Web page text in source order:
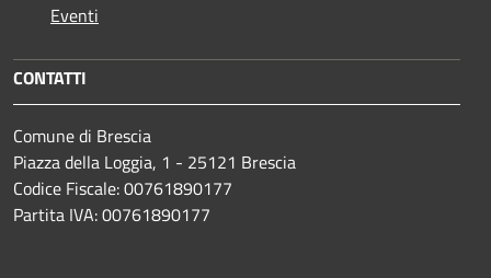
Eventi
CONTATTI
Comune di Brescia
Piazza della Loggia, 1 - 25121 Brescia
Codice Fiscale: 00761890177
Partita IVA: 00761890177